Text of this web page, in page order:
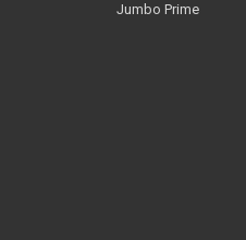
Jumbo Prime